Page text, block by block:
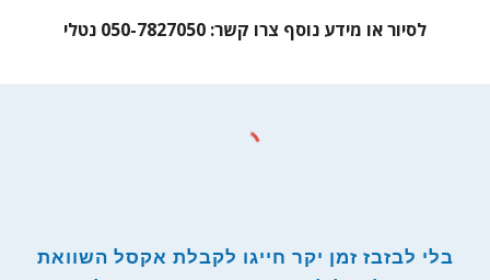
לסיור או מידע נוסף צרו קשר: 050-7827050 נטלי
בלי לבזבז זמן יקר חייגו לקבלת אקסל השוואת